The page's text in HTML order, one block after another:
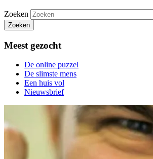
Zoeken
Zoeken
Meest gezocht
De online puzzel
De slimste mens
Een huis vol
Nieuwsbrief